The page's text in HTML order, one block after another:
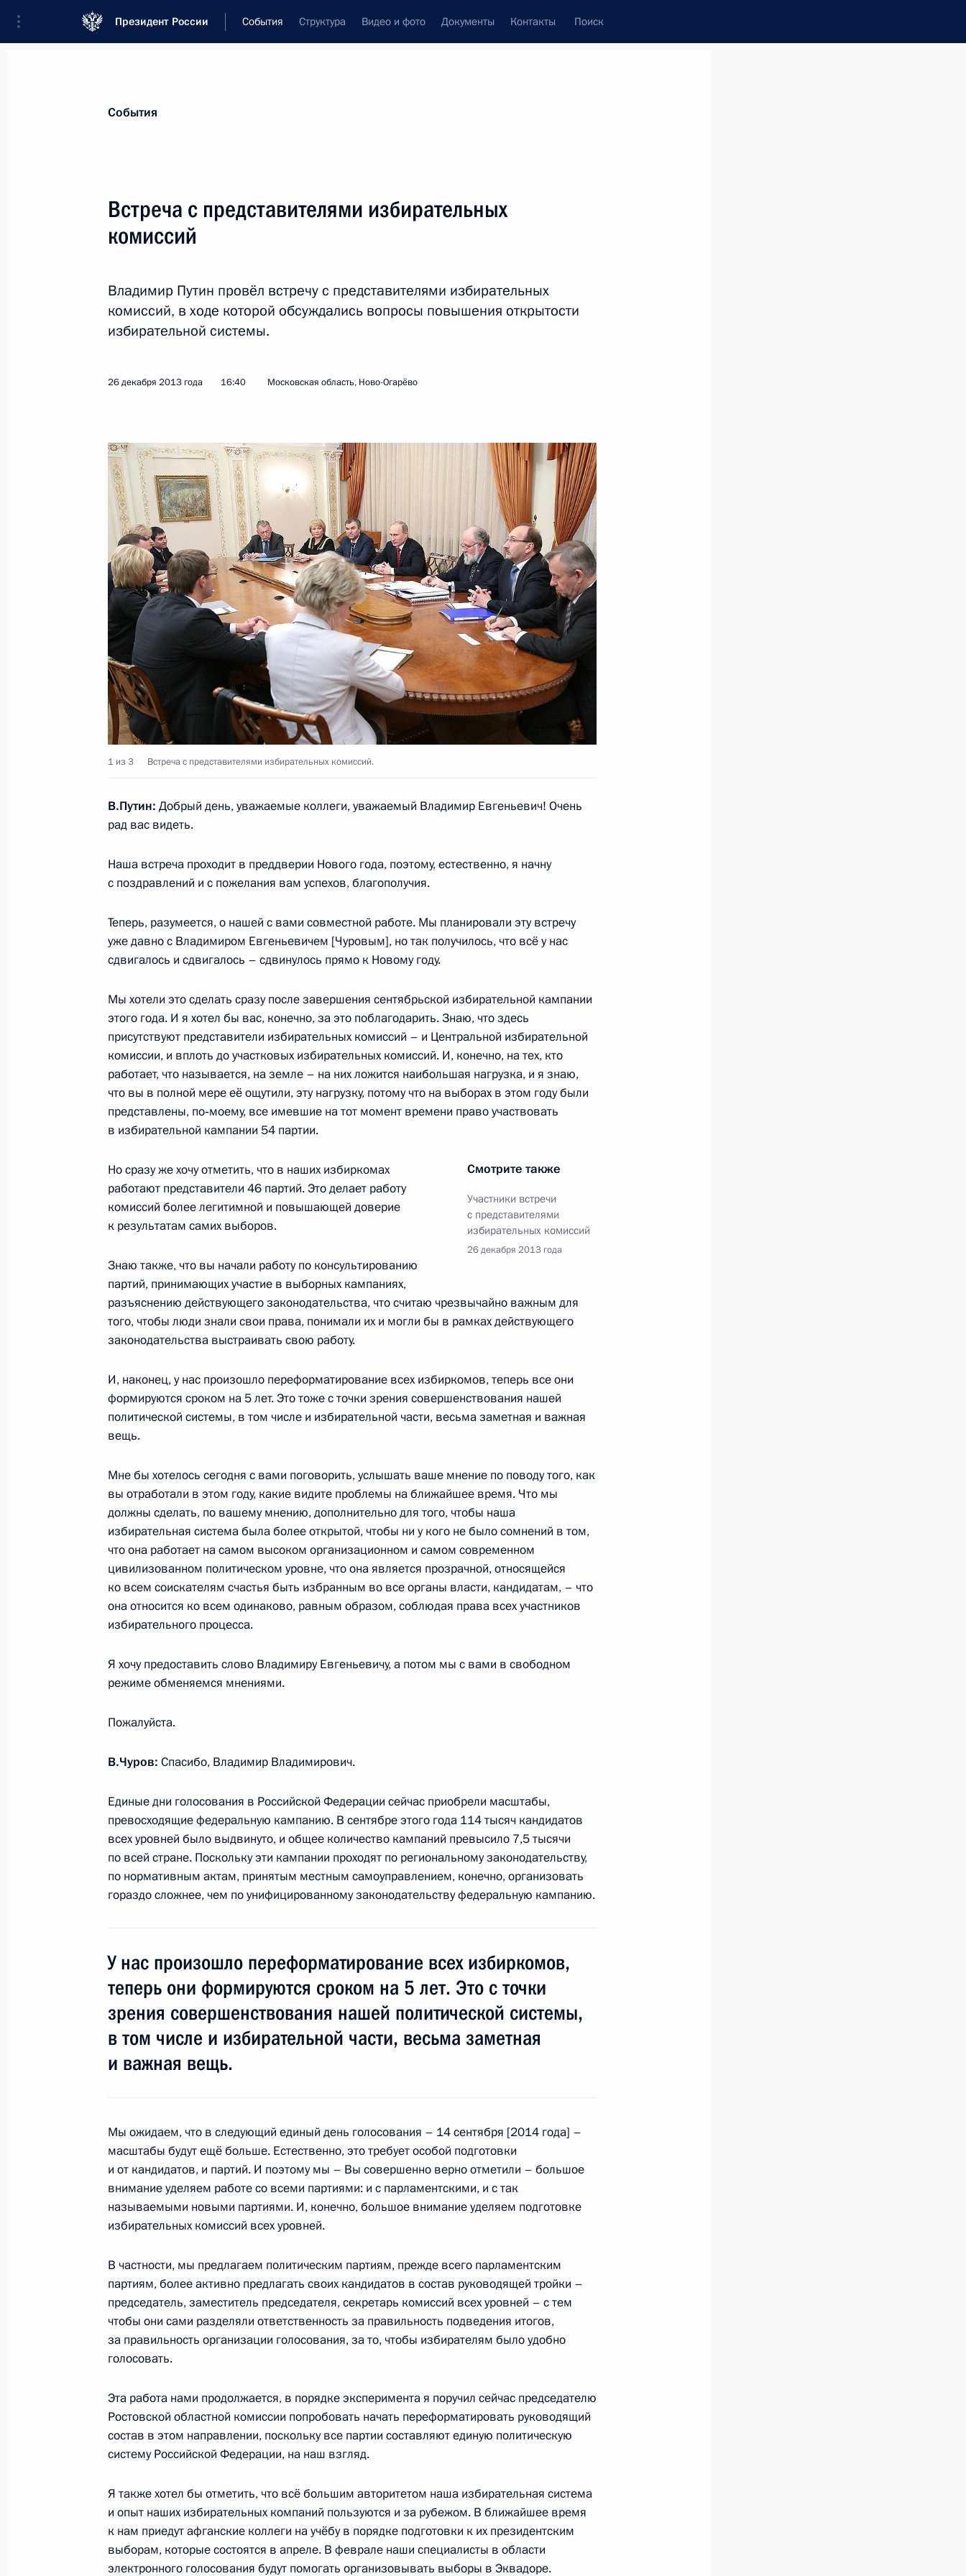
Президент России События Структура Видео и фото Документы Контакты Поиск
Новости
Телефонный разговор с Президентом Франции Франсуа
30 декабря 2013 года, 12:30
Встреча с Председателем Правительства Дмитрием Медведевым
30 декабря 2013 года, 10:30
1
Встреча с главой МВД Владимиром Колокольцевым
30 декабря 2013 года, 10:15
Президент провёл встречу с директором ФСБ Александром
Бортниковым
29 декабря 2013 года, воскресенье
29 декабря 2013 года, 18:00
Соболезнования в связи с терактом в Волгограде
29 декабря 2013 года, 17:50
Президент поручил оказать помощь пострадавшим при взрыве
в Волгограде
29 декабря 2013 года, 15:00
27 декабря 2013 года, пятница
Президенту представлен ежегодный доклад о деятельности
Российско-американской Президентской комиссии
27 декабря 2013 года, 20:15
Новогодний приём в Кремле
27 декабря 2013 года, 18:45 Москва, Кремль
Рабочая встреча с главой Мордовии Владимиром Волковым
27 декабря 2013 года, 18:30 Москва, Кремль
27 декабря 2013 года, 14:40
Прощание с Михаилом Калашниковым
27 декабря 2013 года, 13:30 Московская область, Мытищи
праздником
27 декабря 2013 года, 09:10
26 декабря 2013 года, четверг
26 декабря 2013 года, 20:00 Московская область, Ново-Огарёво
Встреча с представителями избирательных комиссий
26 декабря 2013 года, 16:40 Московская область, Ново-Огарёво
3
Встреча с членами Правительства
26 декабря 2013 года, 14:30 Московская область, Горки
7
25 декабря 2013 года, среда
Заседание Высшего Государственного Совета Союзного
государства
25 декабря 2013 года, 17:20 Москва, Кремль
8
Встреча с Президентом Белоруссии Александром Лукашенко
25 декабря 2013 года, 13:30 Москва, Кремль
3
универсиады
25 декабря 2013 года, 13:00 Москва, Кремль
24 декабря 2013 года, вторник
Заседание Высшего Евразийского экономического совета
24 декабря 2013 года, 17:15 Москва, Кремль
15
События
Встреча с представителями избирательных
комиссий
Владимир Путин провёл встречу с представителями избирательных
комиссий, в ходе которой обсуждались вопросы повышения открытости
избирательной системы.
26 декабря 2013 года 16:40 Московская область, Ново-Огарёво
1 из 3 Встреча с представителями избирательных комиссий.
В.Путин: Добрый день, уважаемые коллеги, уважаемый Владимир Евгеньевич! Очень
рад вас видеть.
Наша встреча проходит в преддверии Нового года, поэтому, естественно, я начну
с поздравлений и с пожелания вам успехов, благополучия.
Теперь, разумеется, о нашей с вами совместной работе. Мы планировали эту встречу
уже давно с Владимиром Евгеньевичем [Чуровым], но так получилось, что всё у нас
сдвигалось и сдвигалось – сдвинулось прямо к Новому году.
Мы хотели это сделать сразу после завершения сентябрьской избирательной кампании
этого года. И я хотел бы вас, конечно, за это поблагодарить. Знаю, что здесь
присутствуют представители избирательных комиссий – и Центральной избирательной
комиссии, и вплоть до участковых избирательных комиссий. И, конечно, на тех, кто
работает, что называется, на земле – на них ложится наибольшая нагрузка, и я знаю,
что вы в полной мере её ощутили, эту нагрузку, потому что на выборах в этом году были
представлены, по‑моему, все имевшие на тот момент времени право участвовать
в избирательной кампании 54 партии.
Смотрите также
Участники встречи
с представителями
избирательных комиссий
26 декабря 2013 года
Но сразу же хочу отметить, что в наших избиркомах
работают представители 46 партий. Это делает работу
комиссий более легитимной и повышающей доверие
к результатам самих выборов.
Знаю также, что вы начали работу по консультированию
партий, принимающих участие в выборных кампаниях,
разъяснению действующего законодательства, что считаю чрезвычайно важным для
того, чтобы люди знали свои права, понимали их и могли бы в рамках действующего
законодательства выстраивать свою работу.
И, наконец, у нас произошло переформатирование всех избиркомов, теперь все они
формируются сроком на 5 лет. Это тоже с точки зрения совершенствования нашей
политической системы, в том числе и избирательной части, весьма заметная и важная
вещь.
Мне бы хотелось сегодня с вами поговорить, услышать ваше мнение по поводу того, как
вы отработали в этом году, какие видите проблемы на ближайшее время. Что мы
должны сделать, по вашему мнению, дополнительно для того, чтобы наша
избирательная система была более открытой, чтобы ни у кого не было сомнений в том,
что она работает на самом высоком организационном и самом современном
цивилизованном политическом уровне, что она является прозрачной, относящейся
ко всем соискателям счастья быть избранным во все органы власти, кандидатам, – что
она относится ко всем одинаково, равным образом, соблюдая права всех участников
избирательного процесса.
Я хочу предоставить слово Владимиру Евгеньевичу, а потом мы с вами в свободном
режиме обменяемся мнениями.
Пожалуйста.
В.Чуров: Спасибо, Владимир Владимирович.
Единые дни голосования в Российской Федерации сейчас приобрели масштабы,
превосходящие федеральную кампанию. В сентябре этого года 114 тысяч кандидатов
всех уровней было выдвинуто, и общее количество кампаний превысило 7,5 тысячи
по всей стране. Поскольку эти кампании проходят по региональному законодательству,
по нормативным актам, принятым местным самоуправлением, конечно, организовать
гораздо сложнее, чем по унифицированному законодательству федеральную кампанию.
У нас произошло переформатирование всех избиркомов,
теперь они формируются сроком на 5 лет. Это с точки
зрения совершенствования нашей политической системы,
в том числе и избирательной части, весьма заметная
и важная вещь.
Мы ожидаем, что в следующий единый день голосования – 14 сентября [2014 года] –
масштабы будут ещё больше. Естественно, это требует особой подготовки
и от кандидатов, и партий. И поэтому мы – Вы совершенно верно отметили – большое
внимание уделяем работе со всеми партиями: и с парламентскими, и с так
называемыми новыми партиями. И, конечно, большое внимание уделяем подготовке
избирательных комиссий всех уровней.
В частности, мы предлагаем политическим партиям, прежде всего парламентским
партиям, более активно предлагать своих кандидатов в состав руководящей тройки –
председатель, заместитель председателя, секретарь комиссий всех уровней – с тем
чтобы они сами разделяли ответственность за правильность подведения итогов,
за правильность организации голосования, за то, чтобы избирателям было удобно
голосовать.
Эта работа нами продолжается, в порядке эксперимента я поручил сейчас председателю
Ростовской областной комиссии попробовать начать переформатировать руководящий
состав в этом направлении, поскольку все партии составляют единую политическую
систему Российской Федерации, на наш взгляд.
Я также хотел бы отметить, что всё большим авторитетом наша избирательная система
и опыт наших избирательных компаний пользуются и за рубежом. В ближайшее время
к нам приедут афганские коллеги на учёбу в порядке подготовки к их президентским
выборам, которые состоятся в апреле. В феврале наши специалисты в области
электронного голосования будут помогать организовывать выборы в Эквадоре.